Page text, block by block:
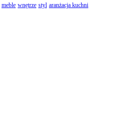
meble wnętrze styl aranżacja kuchni